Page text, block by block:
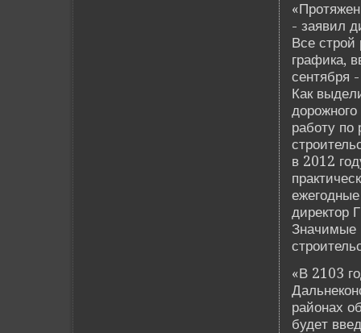
- заявил
Все строй
графика,
сентября
Как
работу по
в 2012
директор
Значимые
«В 2103
районах
буде­т